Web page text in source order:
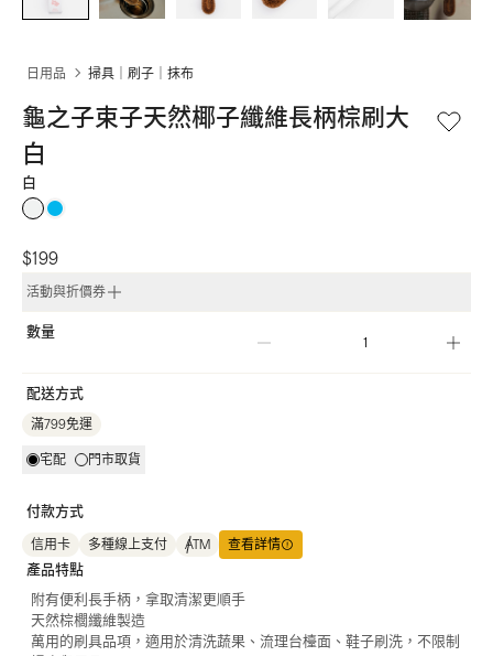
日用品 掃具｜刷子｜抹布
龜之子束子天然椰子纖維長柄棕刷大
白
白
$199
活動與折價券
數量
配送方式
滿799免運
宅配 門市取貨
付款方式
信用卡 多種線上支付 ATM 查看詳情
產品特點
附有便利長手柄，拿取清潔更順手
天然棕櫚纖維製造
萬用的刷具品項，適用於清洗蔬果、流理台檯面、鞋子刷洗，不限制